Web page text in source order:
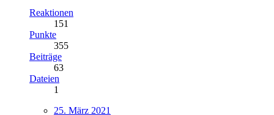
Reaktionen
151
Punkte
355
Beiträge
63
Dateien
1
25. März 2021